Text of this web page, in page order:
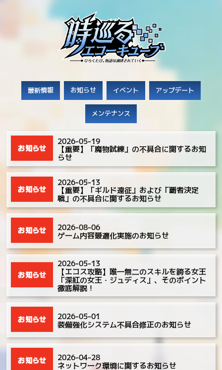
最新情報 お知らせ イベント アップデート
メンテナンス
2026-05-19
【重要】「魔物試練」の不具合に関するお知
らせ
2026-05-13
【重要】「ギルド遠征」および「覇者決定
戦」の不具合に関するお知らせ
2026-08-06
ゲーム内容最適化実施のお知らせ
2026-05-13
【エコス攻略】唯一無二のスキルを誇る女王
「深紅の女王・ジュディス」、そのポイント
徹底解説！
2026-05-01
装備強化システム不具合修正のお知らせ
2026-04-28
ネットワーク環境に関するお知らせ